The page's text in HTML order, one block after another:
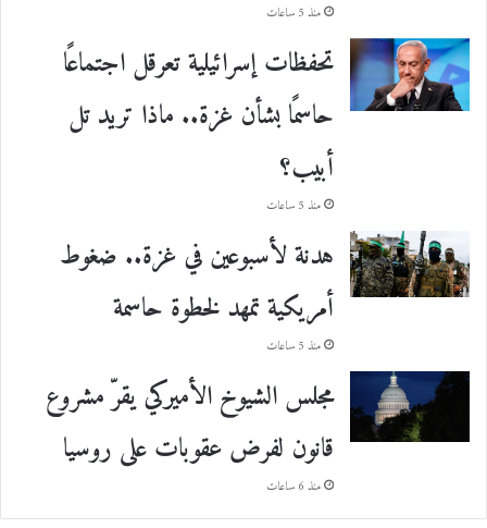
منذ 5 ساعات
تحفظات إسرائيلية تعرقل اجتماعًا
حاسمًا بشأن غزة.. ماذا تريد تل
أبيب؟
منذ 5 ساعات
هدنة لأسبوعين في غزة.. ضغوط
أمريكية تمهد لخطوة حاسمة
منذ 5 ساعات
مجلس الشيوخ الأميركي يقرّ مشروع
قانون لفرض عقوبات على روسيا
منذ 6 ساعات